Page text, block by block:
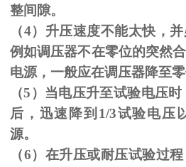
整间隙。
（4）升压速度不能太快，并
例如调压器不在零位的突然
电源，一般应在调压器降至零
（5 ）当电压升至试验电压时
后，迅速降到 1/3试验电压
源。
（6）在升压或耐压试验过